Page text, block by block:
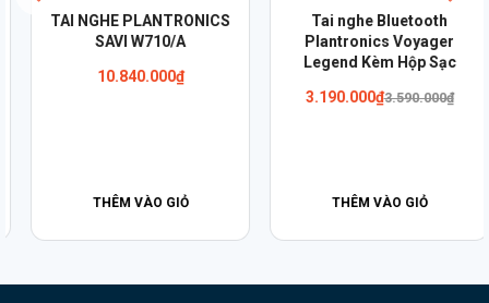
TAI NGHE PLANTRONICS
SAVI W710/A
10.840.000₫
THÊM VÀO GIỎ
Tai nghe Bluetooth
Plantronics Voyager
Legend Kèm Hộp Sạc
3.590.000₫
Giá
3.190.000₫Giá
THÊM VÀO GIỎ